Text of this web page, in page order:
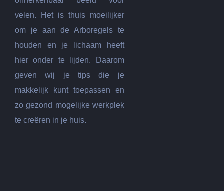
velen. Het is thuis moeilijker
om je aan de Arboregels te
houden en je lichaam heeft
hier onder te lijden. Daarom
geven wij je tips die je
makkelijk kunt toepassen en
zo gezond mogelijke werkplek
te creëren in je huis.